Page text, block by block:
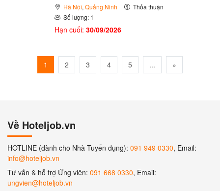
Hà Nội, Quảng Ninh
Thỏa thuận
Số lượng: 1
Hạn cuối: 30/09/2026
1 2 3 4 5 ... »
Về Hoteljob.vn
HOTLINE (dành cho Nhà Tuyển dụng): 091 949 0330, Email:
info@hoteljob.vn
Tư vấn & hỗ trợ Ứng viên: 091 668 0330, Email:
ungvien@hoteljob.vn